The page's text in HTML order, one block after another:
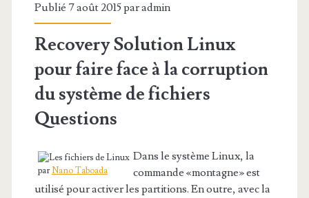
Publié 7 août 2015 paradmin
Recovery Solution Linux
pour faire face à la corruption
du système de fichiers
Questions
parNano Taboada
Dans le système Linux, la
commande «montagne» est
utilisé pour activer les partitions. En outre, avec la